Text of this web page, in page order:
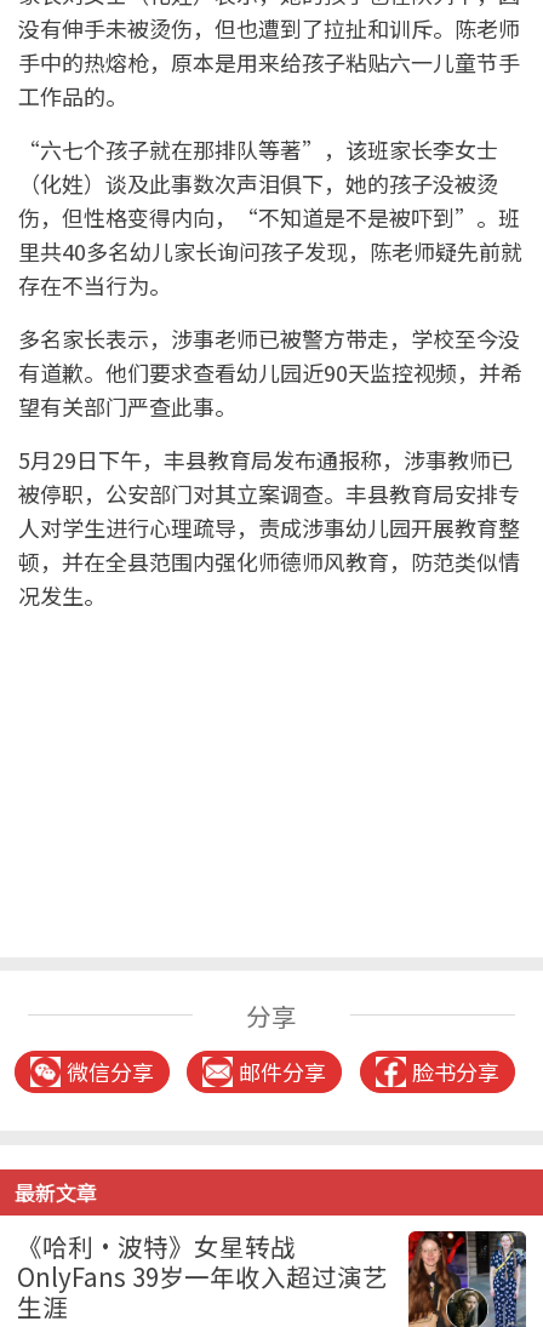
没有伸手未被烫伤，但也遭到了拉扯和训斥。陈老师
手中的热熔枪，原本是用来给孩子粘贴六一儿童节手
工作品的。
“六七个孩子就在那排队等著”，该班家长李女士
（化姓）谈及此事数次声泪俱下，她的孩子没被烫
伤，但性格变得内向，“不知道是不是被吓到”。班
里共40多名幼儿家长询问孩子发现，陈老师疑先前就
存在不当行为。
多名家长表示，涉事老师已被警方带走，学校至今没
有道歉。他们要求查看幼儿园近90天监控视频，并希
望有关部门严查此事。
5月29日下午，丰县教育局发布通报称，涉事教师已
被停职，公安部门对其立案调查。丰县教育局安排专
人对学生进行心理疏导，责成涉事幼儿园开展教育整
顿，并在全县范围内强化师德师风教育，防范类似情
况发生。
分享
微信分享 邮件分享 脸书分享
最新文章
《哈利·波特》女星转战
OnlyFans 39岁一年收入超过演艺
生涯